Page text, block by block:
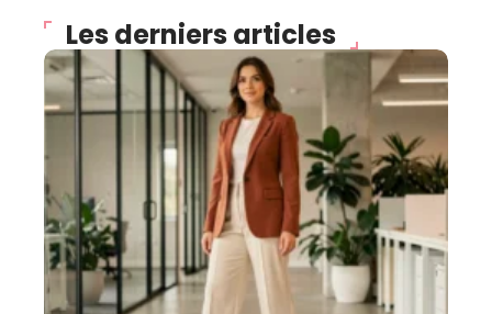
Les derniers articles